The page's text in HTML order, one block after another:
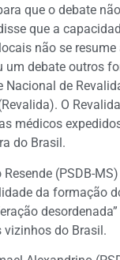
que o debate
que a
não se resume
um debate outros
Nacional de
O
médicos
do Brasil.
(PSDB-
da formação
vizinhos do Brasil.